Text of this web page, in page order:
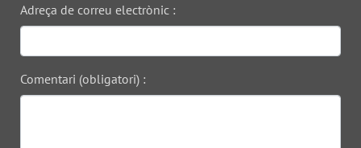
Adreça de correu electrònic :
Comentari (obligatori) :